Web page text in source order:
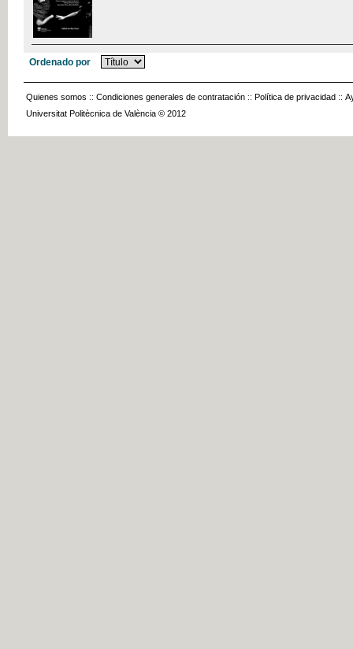
Ordenado por
Quienes somos :: Condiciones generales de contratación :: Política de privacidad ::
Universitat Politècnica de València © 2012